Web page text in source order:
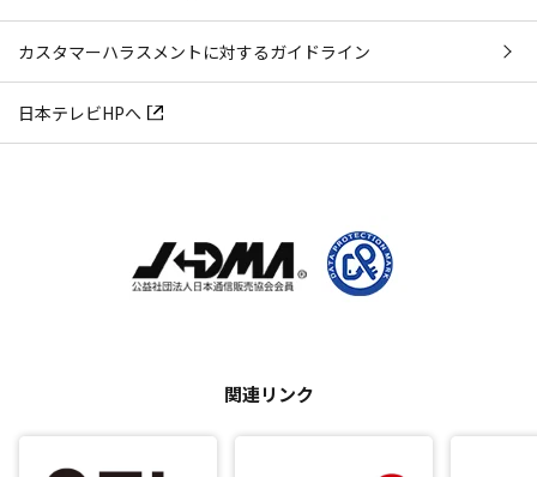
カスタマーハラスメントに対するガイドライン
日本テレビHPへ
関連リンク